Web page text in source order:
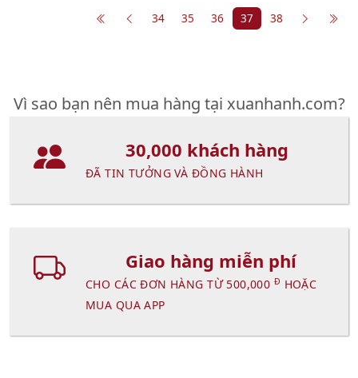
34 35 36 37 38
Vì sao bạn nên mua hàng tại xuanhanh.com?
30,000 khách hàng
ĐÃ TIN TƯỞNG VÀ ĐỒNG HÀNH
Giao hàng miễn phí
CHO CÁC ĐƠN HÀNG TỪ 500,000 Đ HOẶC
MUA QUA APP